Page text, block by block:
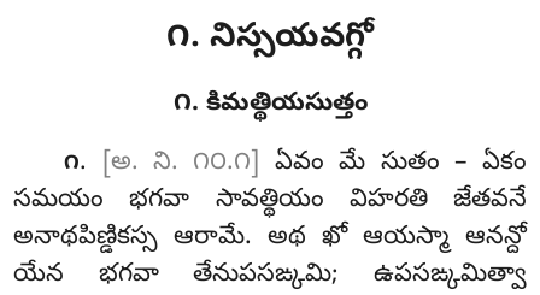
౧. నిస్సయవగ్గో
౧. కిమత్థియసుత్తం
౧. [అ. ని. ౧౦.౧] ఏవంమే సుతం – ఏకం
సమయం భగవా సావత్థియం విహరతి జేతవనే
అనాథపిణ్డికస్స ఆరామే. అథఖో ఆయస్మా ఆనన్దో
యేన భగవా తేనుపసఙ్కమి; ఉపసఙ్కమిత్వా